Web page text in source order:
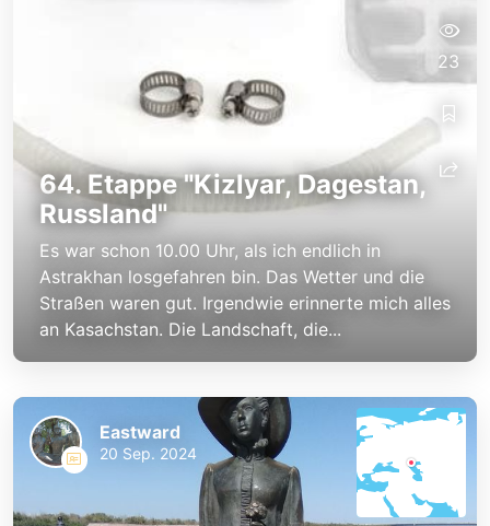
64. Etappe "Kizlyar, Dagestan,
Russland"
Es war schon 10.00 Uhr, als ich endlich in
Astrakhan losgefahren bin. Das Wetter und die
Straßen waren gut. Irgendwie erinnerte mich alles
an Kasachstan. Die Landschaft, die...
23
Eastward
20 Sep. 2024